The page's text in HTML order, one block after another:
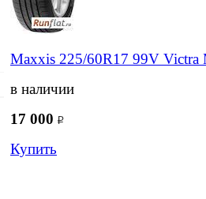
Maxxis 225/60R17 99V Victra
в наличии
17 000
Купить